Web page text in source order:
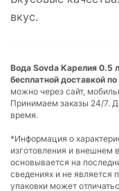
вкус.
Вода Sovda Карелия 0.5
бесплатной доставкой
можно через сайт,
Принимаем заказы 24/7.
время.
*Информация о
изготовления и внешнем
основывается на
сведениях и не является
упаковки может